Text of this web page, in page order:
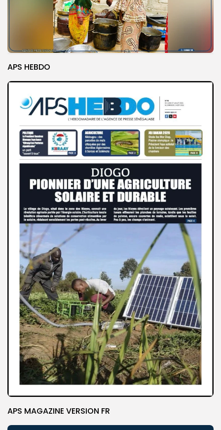
APS HEBDO
APS MAGAZINE VERSION FR